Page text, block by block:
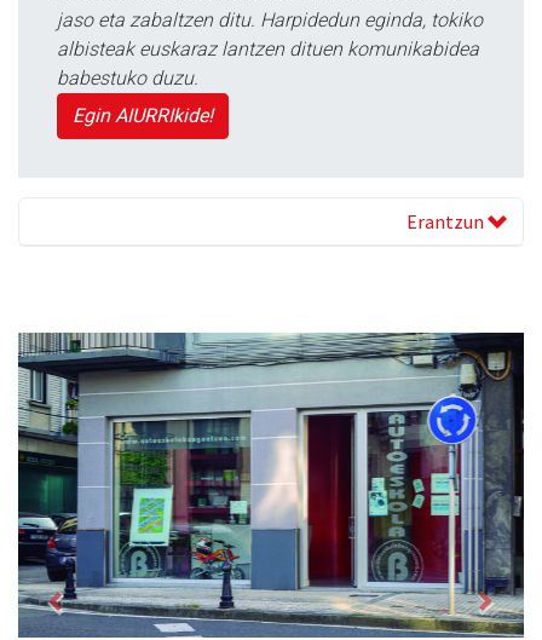
jaso eta zabaltzen ditu. Harpidedun eginda, tokiko
albisteak euskaraz lantzen dituen komunikabidea
babestuko duzu.
Egin AIURRIkide!
Erantzun
Previous Next